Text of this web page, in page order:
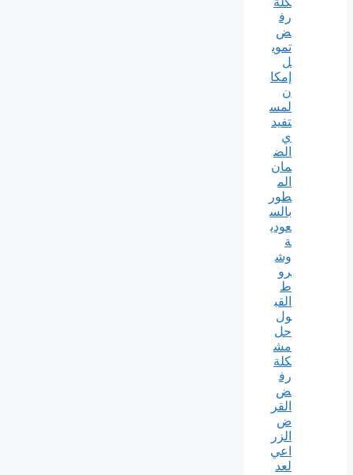
رف
ض
تموي
ل
إمكا
ن
لمس
تفيد
ي
الض
مان
الم
طور
بالس
عودي
ة
وش
رو
ط
القب
ول
حل
مش
كلة
رف
ض
القر
ض
الزر
اعي
لعد